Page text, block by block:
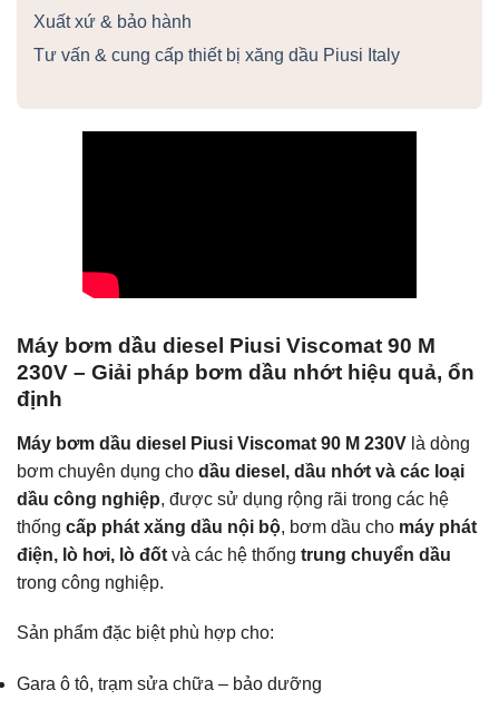
Xuất xứ & bảo hành
Tư vấn & cung cấp thiết bị xăng dầu Piusi Italy
Máy bơm dầu diesel Piusi Viscomat 90 M
230V – Giải pháp bơm dầu nhớt hiệu quả, ổn
định
Máy bơm dầu diesel Piusi Viscomat 90 M 230V là dòng
bơm chuyên dụng cho dầu diesel, dầu nhớt và các loại
dầu công nghiệp, được sử dụng rộng rãi trong các hệ
thống cấp phát xăng dầu nội bộ, bơm dầu cho máy phát
điện, lò hơi, lò đốt và các hệ thống trung chuyển dầu
trong công nghiệp.
Sản phẩm đặc biệt phù hợp cho:
Gara ô tô, trạm sửa chữa – bảo dưỡng